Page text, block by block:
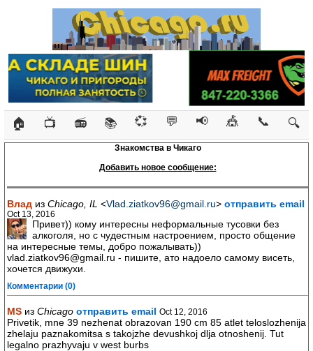
🏠 📺 📻 📚 💞 💬 📢 🎪 📞 🔍
Знакомства в Чикаго
Добавить новое сообщение:
Влад из Chicago, IL <Vlad.ziatkov96@gmail.ru> отправить email
Oct 13, 2016
Привет)) кому интересны неформальные тусовки без
алкоголя, но с чудестным настроением, просто общение
на интересные темы, добро пожалывать))
vlad.ziatkov96@gmail.ru - пишите, ато надоело самому висеть,
хочется движухи.
Комментарии (0)
MS из Chicago отправить email Oct 12, 2016
Privetik, mne 39 nezhenat obrazovan 190 cm 85 atlet teloslozhenija
zhelaju paznakomitsa s takojzhe devushkoj dlja otnoshenij. Tut
legalno prazhyvaju v west burbs